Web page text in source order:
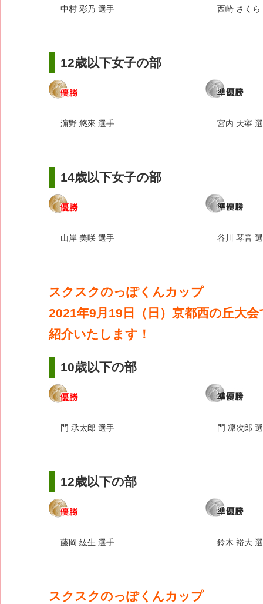
中村 彩乃 選手 西崎 さくら
12歳以下女子の部
濵野 悠來 選手 宮内 天寧
14歳以下女子の部
山岸 美咲 選手 谷川 琴音
スクスクのっぽくんカップ
2021年9月19日（日）京都西の丘大
紹介いたします！
10歳以下の部
門 承太郎 選手 門 凛次郎
12歳以下の部
藤岡 紘生 選手 鈴木 裕大
スクスクのっぽくんカップ